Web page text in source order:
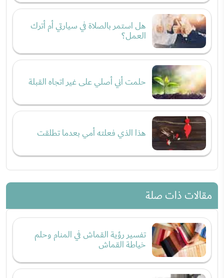
هل استمر بالصلاة في سيارتي أم أترك
العمل؟
حلمت أني أصلي على غير اتجاه القبلة
هذا الذي فعلته أمي بعدما تطلقت
مقالات ذات صلة
تفسير رؤية القماش في المنام وحلم
خياطة القماش